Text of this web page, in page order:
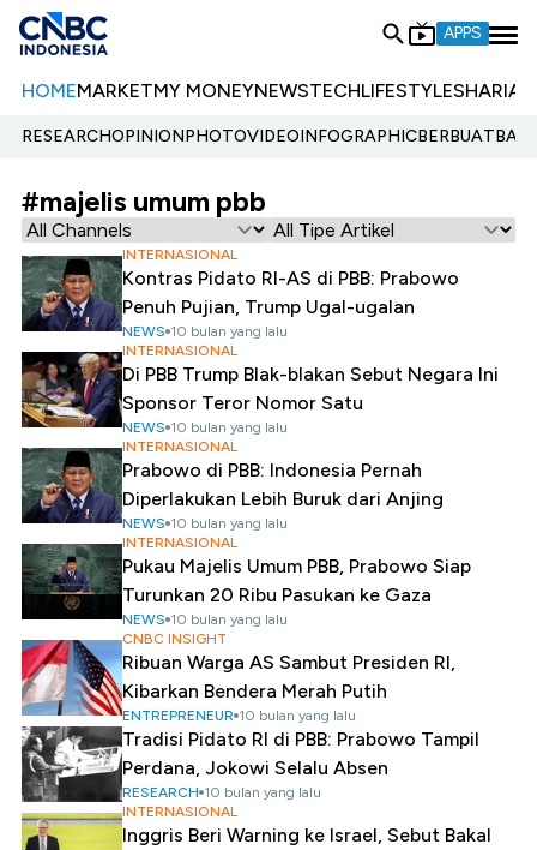
APPS
HOMEMARKETMY MONEYNEWSTECHLIFESTYLESHARIA
RESEARCHOPINIONPHOTOVIDEOINFOGRAPHIC
#majelis umum pbb
INTERNASIONAL
Kontras Pidato RI-AS di PBB: Prabowo
Penuh Pujian, Trump Ugal-ugalan
NEWS 10 bulan yang lalu
INTERNASIONAL
Di PBB Trump Blak-blakan Sebut Negara Ini
Sponsor Teror Nomor Satu
NEWS 10 bulan yang lalu
INTERNASIONAL
Prabowo di PBB: Indonesia Pernah
Diperlakukan Lebih Buruk dari Anjing
NEWS 10 bulan yang lalu
INTERNASIONAL
Pukau Majelis Umum PBB, Prabowo Siap
Turunkan 20 Ribu Pasukan ke Gaza
NEWS 10 bulan yang lalu
CNBC INSIGHT
Ribuan Warga AS Sambut Presiden RI,
Kibarkan Bendera Merah Putih
ENTREPRENEUR 10 bulan yang lalu
Tradisi Pidato RI di PBB: Prabowo Tampil
Perdana, Jokowi Selalu Absen
RESEARCH 10 bulan yang lalu
INTERNASIONAL
Inggris Beri Warning ke Israel, Sebut Bakal